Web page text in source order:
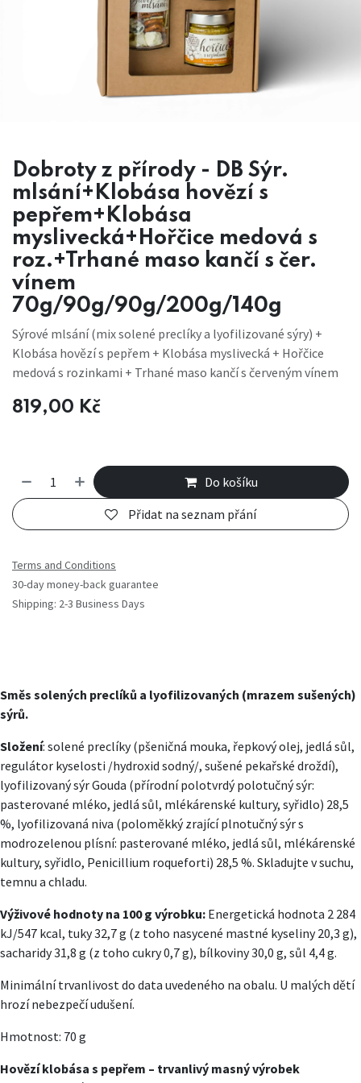
Dobroty z přírody - DB Sýr.
mlsání+Klobása hovězí s
pepřem+Klobása
myslivecká+Hořčice medová s
roz.+Trhané maso kančí s čer.
vínem
70g/90g/90g/200g/140g
Sýrové mlsání (mix solené preclíky a lyofilizované sýry) +
Klobása hovězí s pepřem + Klobása myslivecká + Hořčice
medová s rozinkami + Trhané maso kančí s červeným vínem
819,00 Kč
Do košíku
Přidat na seznam přání
Terms and Conditions
30-day money-back guarantee
Shipping: 2-3 Business Days
Směs solených preclíků a lyofilizovaných (mrazem sušených)
sýrů.
Složení: solené preclíky (pšeničná mouka, řepkový olej, jedlá sůl,
regulátor kyselosti /hydroxid sodný/, sušené pekařské droždí),
lyofilizovaný sýr Gouda (přírodní polotvrdý polotučný sýr:
pasterované mléko, jedlá sůl, mlékárenské kultury, syřidlo) 28,5
%, lyofilizovaná niva (poloměkký zrající plnotučný sýr s
modrozelenou plísní: pasterované mléko, jedlá sůl, mlékárenské
kultury, syřidlo, Penicillium roqueforti) 28,5 %. Skladujte v suchu,
temnu a chladu.
Výživové hodnoty na 100 g výrobku: Energetická hodnota 2 284
kJ/547 kcal, tuky 32,7 g (z toho nasycené mastné kyseliny 20,3 g),
sacharidy 31,8 g (z toho cukry 0,7 g), bílkoviny 30,0 g, sůl 4,4 g.
Minimální trvanlivost do data uvedeného na obalu. U malých dětí
hrozí nebezpečí udušení.
Hmotnost: 70 g
Hovězí klobása s pepřem – trvanlivý masný výrobek